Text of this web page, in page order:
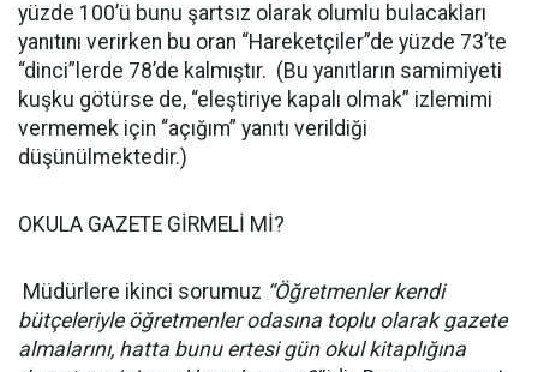
yüzde 100’ü bunu şartsız olarak olumlu bulacakları
yanıtını verirken bu oran “Hareketçiler”de yüzde 73’te
“dinci”lerde 78’de kalmıştır. (Bu yanıtların samimiyeti
kuşku götürse de, “eleştiriye kapalı olmak” izlemimi
vermemek için “açığım” yanıtı verildiği
düşünülmektedir.)
OKULA GAZETE GİRMELİ Mİ?
Müdürlere ikinci sorumuz “Öğretmenler kendi
bütçeleriyle öğretmenler odasına toplu olarak gazete
almalarını, hatta bunu ertesi gün okul kitaplığına